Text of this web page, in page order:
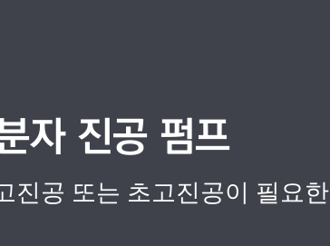
자 진공 펌프
진공 또는 초고진공이 필요한